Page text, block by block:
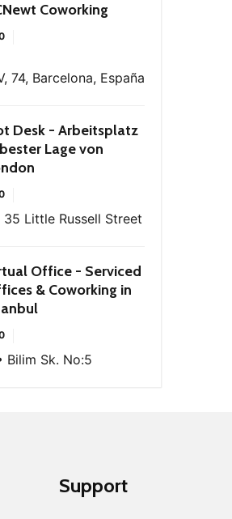
Coworking
74, Barcelona, España
Desk - Arbeitsplatz
Lage von
35 Little Russell Street
Office - Serviced
& Coworking in
Bilim Sk. No:5
Support